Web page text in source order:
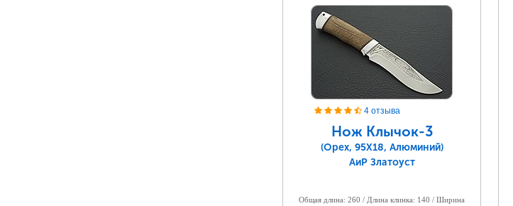
4 отзыва
Нож Клычок-3
(Орех, 95Х18, Алюминий)
АиР Златоуст
Общая длина: 260 / Длина клинка: 140 / Ширина